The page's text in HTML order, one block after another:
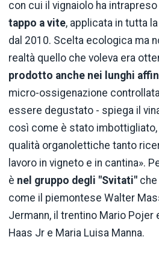
con cui il vignaiolo ha
tappo a vite, applicata in tutta
dal 2010. Scelta ecologica ma
realtà quello che voleva era
prodotto anche nei lunghi
micro-ossigenazione
essere degustato - spiega il
così come è stato
qualità organolettiche tanto
lavoro in vigneto e in cantina».
è nel gruppo degli "Svitati"
come il piemontese Walter
Jermann, il trentino Mario Pojer
Haas Jr e Maria Luisa Manna.